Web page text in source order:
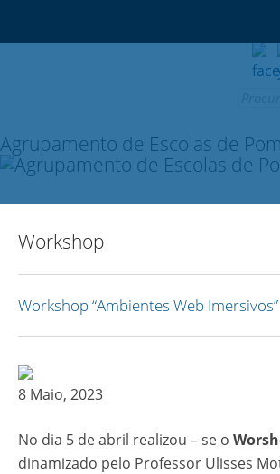
Agrupamento de Escolas de
Workshop
Workshop “Ambientes Web Imersivos”
8 Maio, 2023
No dia 5 de abril realizou – se o
dinamizado pelo Professor Ulisses